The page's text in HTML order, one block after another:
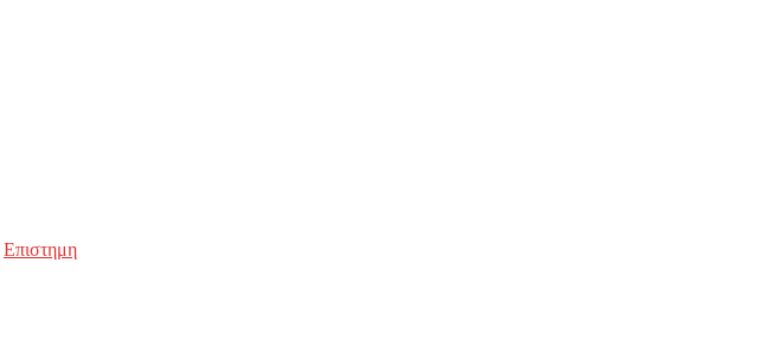
Επιστημη